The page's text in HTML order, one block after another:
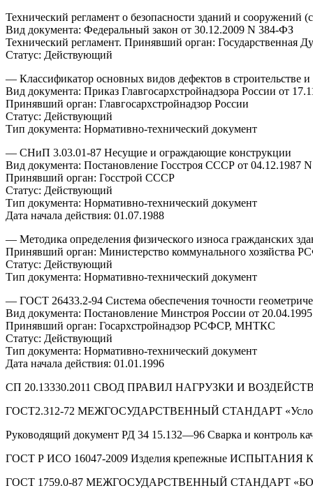
Технический регламент о безопасности зданий и сооружений
Вид документа: Федеральный закон от 30.12.2009 N 384-ФЗ
Технический регламент. Принявший орган: Государственная
Статус: Действующий
— Классификатор основных видов дефектов в строительстве
Вид документа: Приказ Главгосархстройнадзора России от
Принявший орган: Главгосархстройнадзор России
Статус: Действующий
Тип документа: Нормативно-технический документ
— СНиП 3.03.01-87 Несущие и ограждающие конструкции
Вид документа: Постановление Госстроя СССР от
Принявший орган: Госстрой СССР
Статус: Действующий
Тип документа: Нормативно-технический документ
Дата начала действия: 01.07.1988
— Методика определения физического износа гражданских
Принявший орган: Министерство коммунального хозяйства
Статус: Действующий
Тип документа: Нормативно-технический документ
— ГОСТ 26433.2-94 Система обеспечения точности
Вид документа: Постановление Минстроя России от
Принявший орган: Госархстройнадзор РСФСР, МНТКС
Статус: Действующий
Тип документа: Нормативно-технический документ
Дата начала действия: 01.01.1996
СП 20.13330.2011 СВОД ПРАВИЛ НАГРУЗКИ И
ГОСТ2.312-72 МЕЖГОСУДАРСТВЕННЫЙ СТАНДАРТ
Руководящий документ РД 34 15.132—96 Сварка и контроль
ГОСТ Р ИСО 16047-2009 Изделия крепежные
ГОСТ 1759.0-87 МЕЖГОСУДАРСТВЕННЫЙ СТАНДАРТ